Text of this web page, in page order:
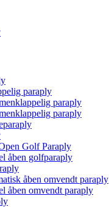
paraply
paraply
paraply
Golf Paraply
åben golfparaply
åben omvendt paraply
åben omvendt paraply